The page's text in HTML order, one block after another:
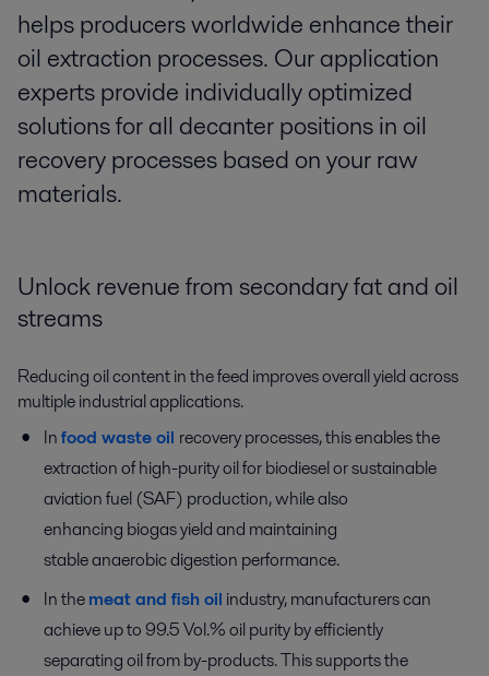
helps producers worldwide enhance their
oil extraction processes. Our application
experts provide individually optimized
solutions for all decanter positions in oil
recovery processes based on your raw
materials.
Unlock revenue from secondary fat and oil
streams
Reducing oil content in the feed improves overall yield across
multiple industrial applications.
Infood waste oil recovery processes, this enables the
extraction of high-purity oil for biodiesel or sustainable
aviation fuel (SAF) production, while also
enhancing biogas yield and maintaining
stable anaerobic digestion performance.
In themeat and fish oil industry, manufacturers can
achieve up to 99.5 Vol.% oil purity by efficiently
separating oil from by-products. This supports the